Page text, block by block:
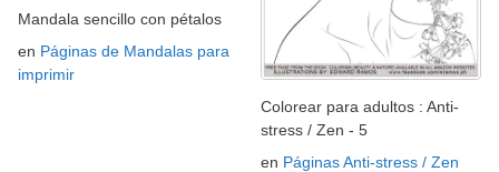
Mandala sencillo con pétalos
en Páginas de Mandalas para
imprimir
Colorear para adultos : Anti-
stress / Zen - 5
en Páginas Anti-stress / Zen